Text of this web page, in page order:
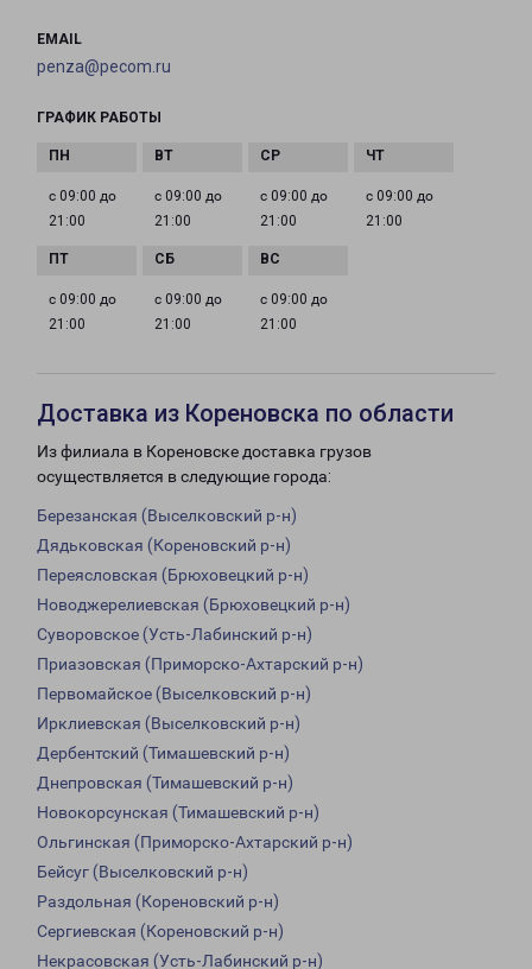
EMAIL
penza@pecom.ru
ГРАФИК РАБОТЫ
с 09:00 до
21:00
с 09:00 до
21:00
с 09:00 до
21:00
с 09:00 до
21:00
с 09:00 до
21:00
с 09:00 до
21:00
с 09:00 до
21:00
Доставка из Кореновска по области
Из филиала в Кореновске доставка грузов
осуществляется в следующие города:
Березанская (Выселковский р-н)
Дядьковская (Кореновский р-н)
Переясловская (Брюховецкий р-н)
Новоджерелиевская (Брюховецкий р-н)
Суворовское (Усть-Лабинский р-н)
Приазовская (Приморско-Ахтарский р-н)
Первомайское (Выселковский р-н)
Ирклиевская (Выселковский р-н)
Дербентский (Тимашевский р-н)
Днепровская (Тимашевский р-н)
Новокорсунская (Тимашевский р-н)
Ольгинская (Приморско-Ахтарский р-н)
Бейсуг (Выселковский р-н)
Раздольная (Кореновский р-н)
Сергиевская (Кореновский р-н)
Некрасовская (Усть-Лабинский р-н)